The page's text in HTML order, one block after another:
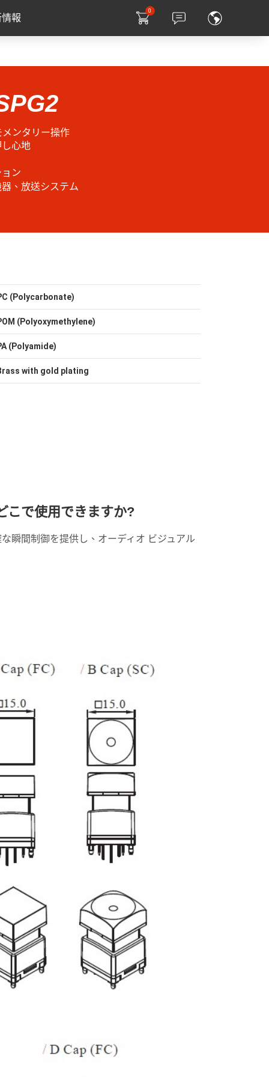
0
報
ンタリー操作
心地
ン
、放送システム
(Polycarbonate)
(Polyoxymethylene)
(Polyamide)
with gold plating
こで使用できますか?
瞬間制御を提供し、オーディオ ビジュアル